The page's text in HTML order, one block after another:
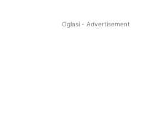
Oglasi - Advertisement